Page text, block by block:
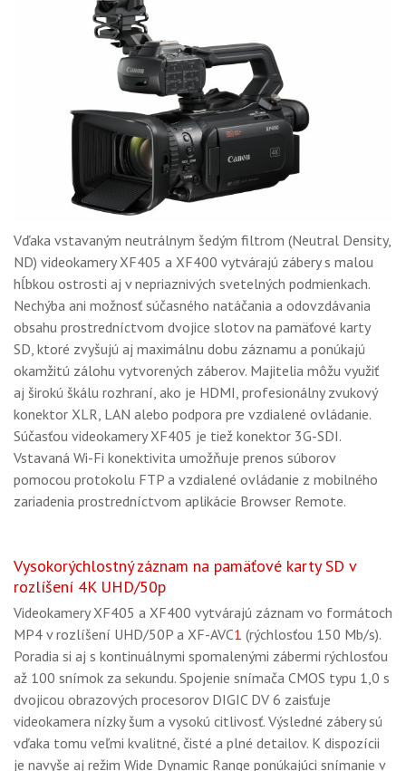
Vďaka vstavaným neutrálnym šedým filtrom (Neutral Density,
ND) videokamery XF405 a XF400 vytvárajú zábery s malou
hĺbkou ostrosti aj v nepriaznivých svetelných podmienkach.
Nechýba ani možnosť súčasného natáčania a odovzdávania
obsahu prostredníctvom dvojice slotov na pamäťové karty
SD, ktoré zvyšujú aj maximálnu dobu záznamu a ponúkajú
okamžitú zálohu vytvorených záberov. Majitelia môžu využiť
aj širokú škálu rozhraní, ako je HDMI, profesionálny zvukový
konektor XLR, LAN alebo podpora pre vzdialené ovládanie.
Súčasťou videokamery XF405 je tiež konektor 3G-SDI.
Vstavaná Wi-Fi konektivita umožňuje prenos súborov
pomocou protokolu FTP a vzdialené ovládanie z mobilného
zariadenia prostredníctvom aplikácie Browser Remote.
Vysokorýchlostný záznam na pamäťové karty SD v
rozlíšení 4K UHD/50p
Videokamery XF405 a XF400 vytvárajú záznam vo formátoch
MP4 v rozlíšení UHD/50P a XF-AVC1 (rýchlosťou 150 Mb/s).
Poradia si aj s kontinuálnymi spomalenými zábermi rýchlosťou
až 100 snímok za sekundu. Spojenie snímača CMOS typu 1,0 s
dvojicou obrazových procesorov DIGIC DV 6 zaisťuje
videokamera nízky šum a vysokú citlivosť. Výsledné zábery sú
vďaka tomu veľmi kvalitné, čisté a plné detailov. K dispozícii
je navyše aj režim Wide Dynamic Range ponúkajúci snímanie v